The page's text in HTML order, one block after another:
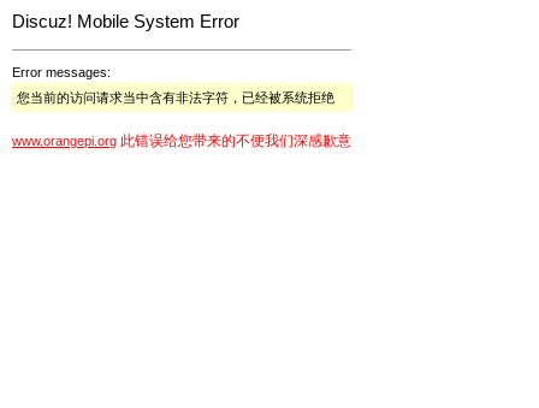
Discuz! Mobile System Error
Error messages:
您当前的访问请求当中含有非法字符，已经被系统拒绝
www.orangepi.org 此错误给您带来的不便我们深感歉意